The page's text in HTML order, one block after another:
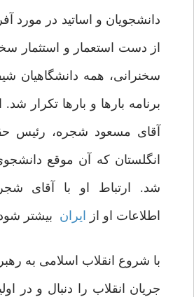
دانشجویان و اساتید‌ در‌ مورد
از دست استعمار و استثمار
سخنرانی، همه دانشگاهیان
برنامه بارها و بارها تکرار
آقای مسعود شجره، رئیس
انگلستان که آن موقع
شد. ارتباط او با آقای
اطلاعات او از
ایران بیشتر
با شروع انقلاب اسلامی به
جریان انقلاب را دنبال و در